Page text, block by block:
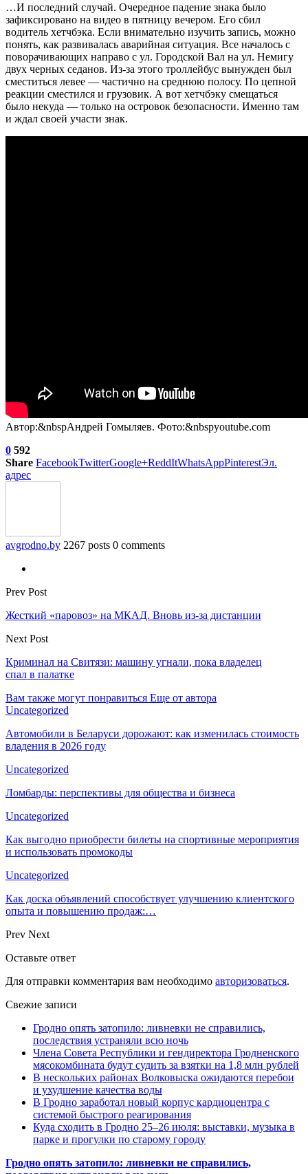
…И последний случай. Очередное падение знака было
зафиксировано на видео в пятницу вечером. Его сбил
водитель хетчбэка. Если внимательно изучить запись, можно
понять, как развивалась аварийная ситуация. Все началось с
поворачивающих направо с ул. Городской Вал на ул. Немигу
двух черных седанов. Из-за этого троллейбус вынужден был
сместиться левее — частично на среднюю полосу. По цепной
реакции сместился и грузовик. А вот хетчбэку смещаться
было некуда — только на островок безопасности. Именно там
и ждал своей участи знак.
Автор:&nbspАндрей Гомыляев. Фото:&nbspyoutube.com
0 592
Share FacebookTwitterGoogle+ReddItWhatsAppPinterestЭл.
адрес
avgrodno.by 2267 posts 0 comments
Prev Post
Жесткий «паровоз» на МКАД. Вновь из-за дистанции
Next Post
Криминал на Свитязи: машину угнали, пока владелец
спал в палатке
Вам также могут понравиться Еще от автора
Uncategorized
Автомобили в Беларуси дорожают: как изменилась стоимость
владения в 2026 году
Uncategorized
Ломбарды: перспективы для общества и бизнеса
Uncategorized
Как выгодно приобрести билеты на спортивные мероприятия
и использовать промокоды
Uncategorized
Как доска объявлений способствует улучшению клиентского
опыта и повышению продаж:…
Prev Next
Оставьте ответ
Для отправки комментария вам необходимо авторизоваться.
Свежие записи
Гродно опять затопило: ливневки не справились,
последствия устраняли всю ночь
Члена Совета Республики и гендиректора Гродненского
мясокомбината будут судить за взятки на 1,8 млн рублей
В нескольких районах Волковыска ожидаются перебои
и ухудшение качества воды
В Гродно заработал новый корпус кардиоцентра с
системой быстрого реагирования
Куда сходить в Гродно 25–26 июля: выставки, музыка в
парке и прогулки по старому городу
Гродно опять затопило: ливневки не справились,